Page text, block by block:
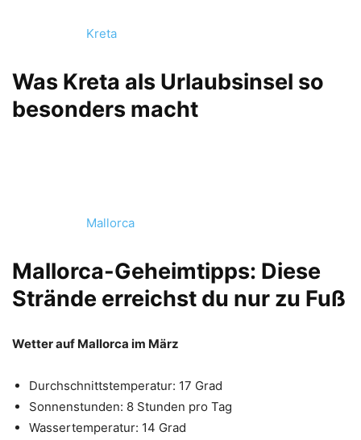
Kreta
Was Kreta als Urlaubsinsel so
besonders macht
Mallorca
Mallorca-Geheimtipps: Diese
Strände erreichst du nur zu Fuß
Wetter auf Mallorca im März
Durchschnittstemperatur: 17 Grad
Sonnenstunden: 8 Stunden pro Tag
Wassertemperatur: 14 Grad